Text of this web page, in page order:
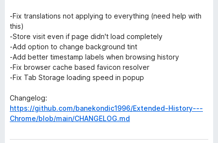
-Fix translations not applying to everything (need help with
this)
-Store visit even if page didn't load completely
-Add option to change background tint
-Add better timestamp labels when browsing history
-Fix browser cache based favicon resolver
-Fix Tab Storage loading speed in popup
Changelog:
https://github.com/banekondic1996/Extended-History---
Chrome/blob/main/CHANGELOG.md